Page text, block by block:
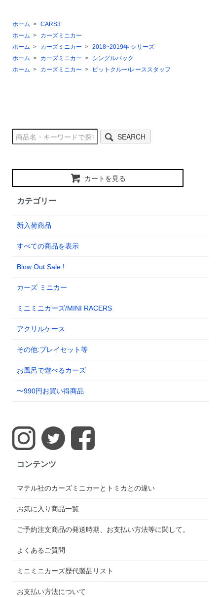
ホーム > CARS3
ホーム >
カーズミニカー
ホーム > カーズミニカー > 2018~2019年 シリーズ
ホーム > カーズミニカー >
シングルパック
ホーム > カーズミニカー > ピットクルー/レーススタッフ
SEARCH
カートを見る
カテゴリー
新入荷商品
すべての商品を表示
Blow Out Sale !
カーズ ミニカー
ミニミニカーズ/MINI RACERS
アクリルケース
その他:プレイセット等
お風呂で遊べるカーズ
〜990円お買い得商品
コンテンツ
マテル社のカーズミニカーとトミカとの違い
お気に入り商品一覧
ご予約注文商品の発送時期、お支払い方法等に関して。
よくあるご質問
ミニミニカーズ歴代製品リスト
お支払い方法について